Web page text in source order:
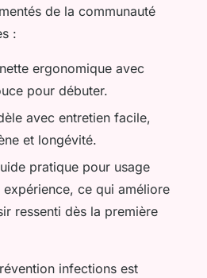
de la communauté
:
ergonomique avec
pour débuter.
avec entretien facile,
et longévité.
pratique pour usage
ce qui améliore
ressenti dès la première
infections est